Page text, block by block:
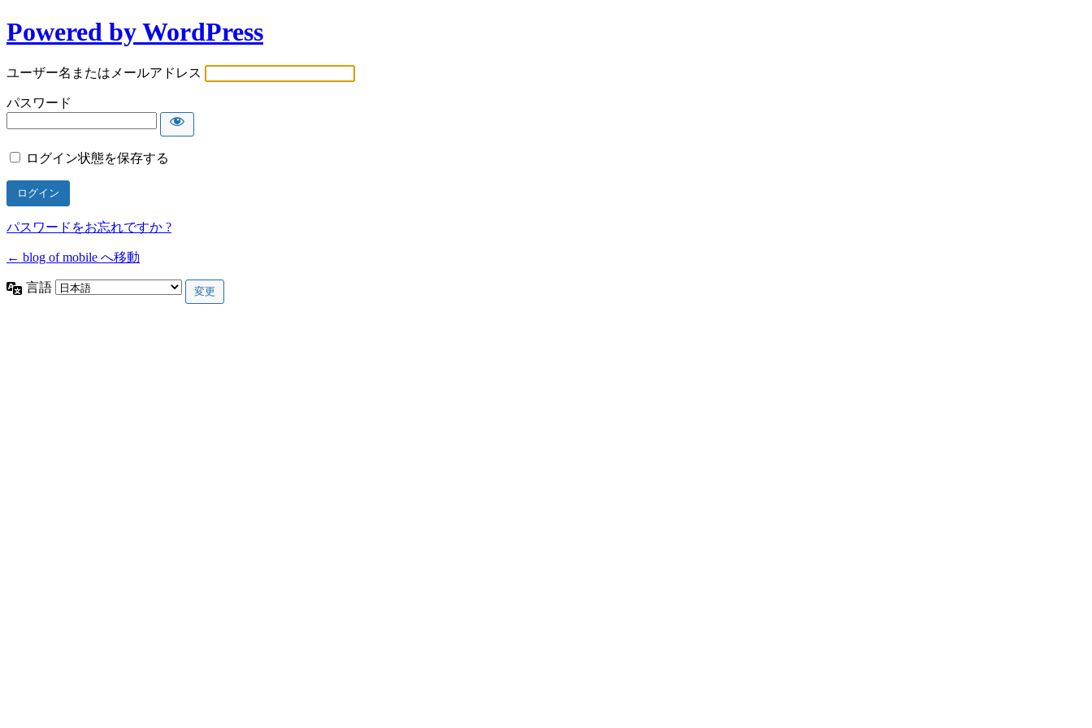
Powered by WordPress
ユーザー名またはメールアドレス
パスワード
ログイン状態を保存する
パスワードをお忘れですか ?
← blog of mobile へ移動
言語